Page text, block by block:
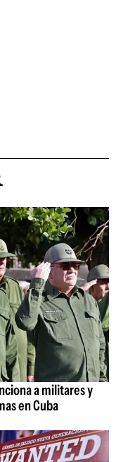
a militares y
en Cuba